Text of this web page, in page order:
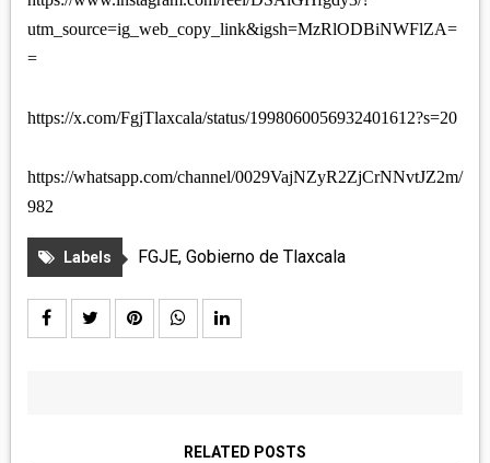
utm_source=ig_web_copy_link&igsh=MzRlODBiNWFlZA=
=
https://x.com/FgjTlaxcala/status/1998060056932401612?s=20
https://whatsapp.com/channel/0029VajNZyR2ZjCrNNvtJZ2m/
982
Labels FGJE, Gobierno de Tlaxcala
RELATED POSTS